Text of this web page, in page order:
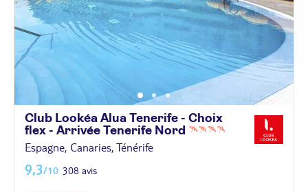
Club Lookéa Alua Tenerife - Choix
flex - Arrivée Tenerife Nord
Espagne, Canaries, Ténérife
9,3/10 308 avis